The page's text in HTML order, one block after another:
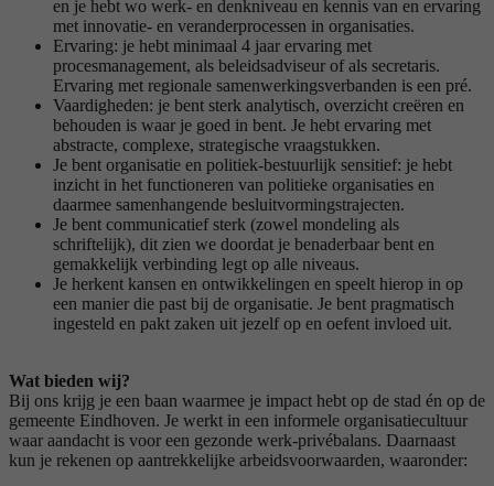
en je hebt wo werk- en denkniveau en kennis van en ervaring
met innovatie- en veranderprocessen in organisaties.
Ervaring: je hebt minimaal 4 jaar ervaring met
procesmanagement, als beleidsadviseur of als secretaris.
Ervaring met regionale samenwerkingsverbanden is een pré.
Vaardigheden: je bent sterk analytisch, overzicht creëren en
behouden is waar je goed in bent. Je hebt ervaring met
abstracte, complexe, strategische vraagstukken.
Je bent organisatie en politiek-bestuurlijk sensitief: je hebt
inzicht in het functioneren van politieke organisaties en
daarmee samenhangende besluitvormingstrajecten.
Je bent communicatief sterk (zowel mondeling als
schriftelijk), dit zien we doordat je benaderbaar bent en
gemakkelijk verbinding legt op alle niveaus.
Je herkent kansen en ontwikkelingen en speelt hierop in op
een manier die past bij de organisatie. Je bent pragmatisch
ingesteld en pakt zaken uit jezelf op en oefent invloed uit.
Wat bieden wij?
Bij ons krijg je een baan waarmee je impact hebt op de stad én op de
gemeente Eindhoven. Je werkt in een informele organisatiecultuur
waar aandacht is voor een gezonde werk-privébalans. Daarnaast
kun je rekenen op aantrekkelijke arbeidsvoorwaarden, waaronder: